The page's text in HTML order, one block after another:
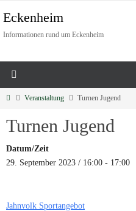
Eckenheim
Informationen rund um Eckenheim
Veranstaltung Turnen Jugend
Turnen Jugend
Datum/Zeit
29. September 2023 / 16:00 - 17:00
Jahnvolk Sportangebot